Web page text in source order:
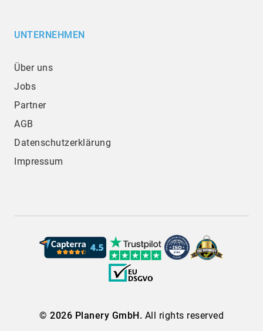
UNTERNEHMEN
Über uns
Jobs
Partner
AGB
Datenschutzerklärung
Impressum
© 2026 Planery GmbH. All rights reserved